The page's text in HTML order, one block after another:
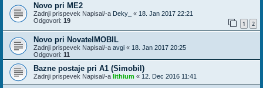
Novo pri ME2
Zadnji prispevek Napisal/-a Deky_ « 18. Jan 2017 22:21
Odgovori: 19 1 2
Novo pri NovatelMOBIL
Zadnji prispevek Napisal/-a avgi « 18. Jan 2017 20:25
Odgovori: 11
Bazne postaje pri A1 (Simobil)
Zadnji prispevek Napisal/-a lithium « 12. Dec 2016 11:41